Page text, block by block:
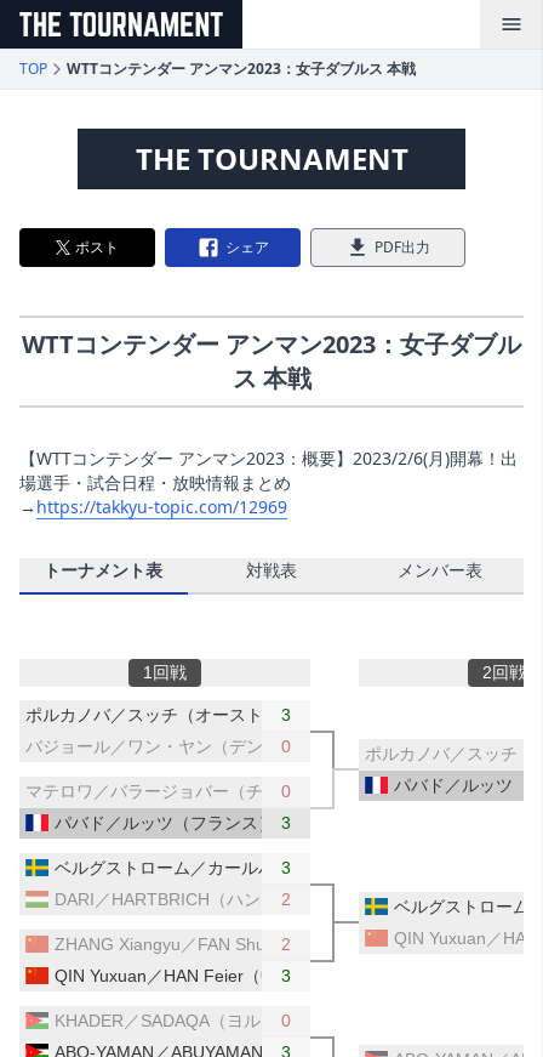
メインコンテンツへスキップ
TOP WTTコンテンダー アンマン2023：女子ダブルス 本戦
THE TOURNAMENT
ポスト シェア PDF出力
WTTコンテンダー アンマン2023：女子ダブル
ス 本戦
【WTTコンテンダー アンマン2023：概要】2023/2/6(月)開幕！出
場選手・試合日程・放映情報まとめ
→ https://takkyu-topic.com/12969
トーナメント表 対戦表 メンバー表
1回戦 2回戦
ポルカノバ／スッチ（オーストリア／ルーマニア）
3
バジョール／ワン・ヤン（デンマーク／ドイツ）
0
マテロワ／バラージョバー（チェコ／スロバキア）
0
パバド／ルッツ（フランス）
3
ベルグストローム／カールバーグ（スウェーデン）
3
DARI／HARTBRICH（ハンガリー）
2
ZHANG Xiangyu／FAN Shuhan（中国）
2
QIN Yuxuan／HAN Feier（中国）
3
KHADER／SADAQA（ヨルダン）
0
ABO-YAMAN／ABUYAMAN（ヨルダン）
3
ポルカノバ／スッチ（
パバド／ルッツ（
ベルグストローム
QIN Yuxuan／